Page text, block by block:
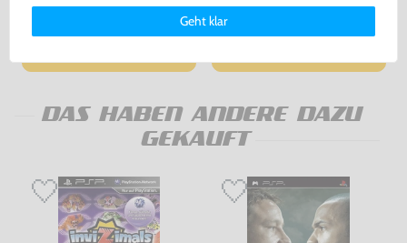
nur
DAS HABEN ANDERE DAZU
GEKAUFT
Deinen Rechten als Nutzer findest Du in unsererDaten­schutz­
Impressum.
Geht klar